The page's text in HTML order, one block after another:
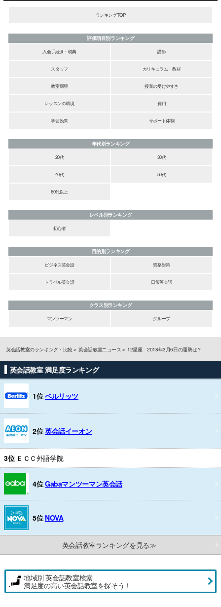
ランキングTOP
評価項目別ランキング
入会手続き・特典
講師
スタッフ カリキュラム・教材
教室環境 授業の受けやすさ
レッスンの環境 費用
学習効果 サポート体制
年代別ランキング
20代
30代
40代 50代
60代以上
レベル別ランキング
初心者
目的別ランキング
ビジネス英会話
資格対策
トラベル英会話 日常英会話
クラス別ランキング
マンツーマン
グループ
英会話教室のランキング・比較 英会話教室ニュース 12星座 2018年3月6日の運勢は？
英会話教室 満足度ランキング
1位ベルリッツ
2位英会話イーオン
3位 ＥＣＣ外語学院
4位Gabaマンツーマン英会話
5位 NOVA
英会話教室ランキングを見る≫
地域別 英会話教室検索
満足度の高い英会話教室を探そう！